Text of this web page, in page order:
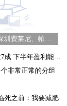
盈利能力或有所增强
非常正常的分组
死之前：我要减肥